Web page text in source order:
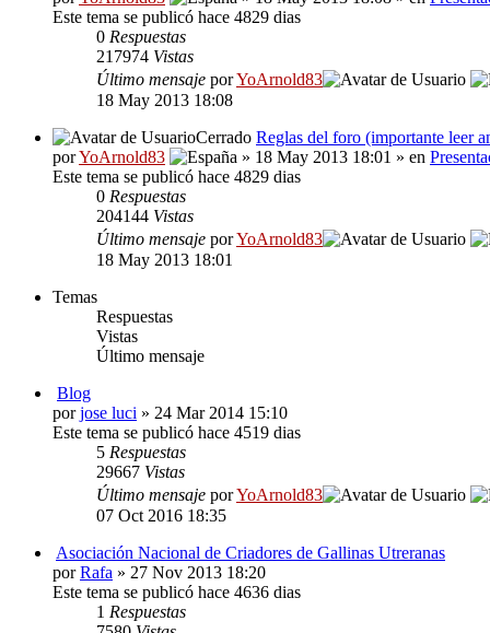
Este tema se publicó hace 4829 dias
0 Respuestas
217974 Vistas
Último mensaje porYoArnold83
18 May 2013 18:08
Cerrado Reglas del foro (importante leer
porYoArnold83 » 18 May 2013 18:01 » en
Este tema se publicó hace 4829 dias
0 Respuestas
204144 Vistas
Último mensaje porYoArnold83
18 May 2013 18:01
Temas
Respuestas
Vistas
Último mensaje
Blog
porjose luci » 24 Mar 2014 15:10
Este tema se publicó hace 4519 dias
5 Respuestas
29667 Vistas
Último mensaje porYoArnold83
07 Oct 2016 18:35
Asociación Nacional de Criadores de Gallinas Utreranas
porRafa » 27 Nov 2013 18:20
Este tema se publicó hace 4636 dias
1 Respuestas